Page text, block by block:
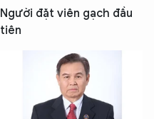
Người đặt viên gạch đầu
tiên